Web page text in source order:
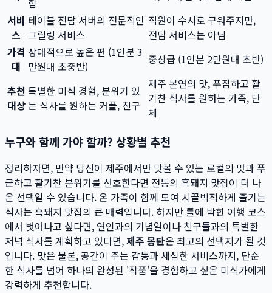
합
서비
스
테이블 전담 서버의 전문적인
그릴링 서비스
직원이 수시로 구워주지만,
전담 서비스는 아님
가격
대
상대적으로 높은 편 (1인분 3
만원대 초중반)
중상급 (1인분 2만원대 초반)
추천
대상
특별한 미식 경험, 분위기 있
는 식사를 원하는 커플, 친구
제주 본연의 맛, 푸짐하고 활
기찬 식사를 원하는 가족, 단
체
누구와 함께 가야 할까? 상황별 추천
정리하자면, 만약 당신이 제주에서만 맛볼 수 있는 로컬의 맛과 푸
근하고 활기찬 분위기를 선호한다면 전통의 흑돼지 맛집이 더 나
은 선택일 수 있습니다. 온 가족이 함께 모여 시끌벅적하게 즐기는
식사는 흑돼지 맛집의 큰 매력입니다. 하지만 틀에 박힌 여행 코스
에서 벗어나고 싶다면, 연인과의 기념일이나 친구들과의 특별한
저녁 식사를 계획하고 있다면,제주 몽탄은 최고의 선택지가 될 것
입니다. 맛은 물론, 공간이 주는 감동과 세심한 서비스까지, 단순
한 식사를 넘어 하나의 완성된 '작품'을 경험하고 싶은 미식가에게
강력하게 추천합니다.